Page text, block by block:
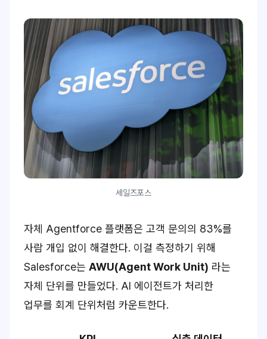
세일즈포스
자체 Agentforce 플랫폼은 고객 문의의 83%를
사람 개입 없이 해결한다. 이걸 측정하기 위해
Salesforce는 AWU(Agent Work Unit) 라는
자체 단위를 만들었다. AI 에이전트가 처리한
업무를 회계 단위처럼 카운트한다.